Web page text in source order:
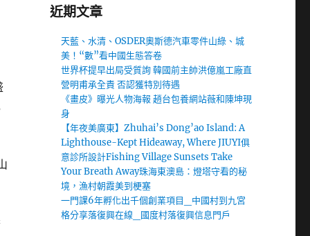
近期文章
天藍、水清、OSDER奧斯德汽車零件山綠、城
美！“數”看中國生態答卷
世界杯提早出局受質詢 韓國前主帥洪億嵐工廠直
營明甫承全責 否認獲特別待遇
《畫皮》曝光人物海報 趙台包養網站薇和陳坤現
身
【年夜美廣東】Zhuhai’s Dong’ao Island: A
Lighthouse-Kept Hideaway, Where JIUYI俱
意診所設計Fishing Village Sunsets Take
Your Breath Away珠海東澳島：燈塔守看的秘
境，漁村朝霞美到梗塞
一門課6年孵化出千個創業項目_中國村到九宮
格分享落復興在線_國度村落復興信息門戶